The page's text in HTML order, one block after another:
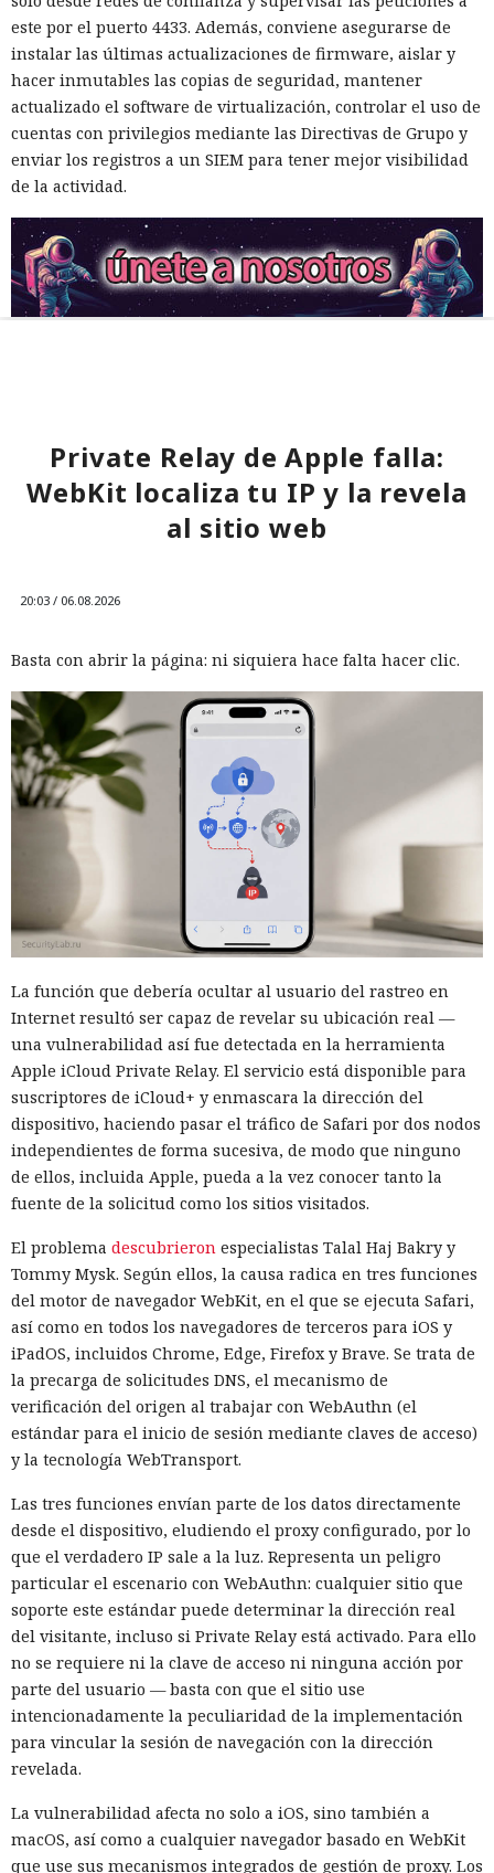
este por el puerto 4433. Además, conviene asegurarse de
instalar las últimas actualizaciones de firmware, aislar y
hacer inmutables las copias de seguridad, mantener
actualizado el software de virtualización, controlar el uso de
cuentas con privilegios mediante las Directivas de Grupo y
enviar los registros a un SIEM para tener mejor visibilidad
de la actividad.
Private Relay de Apple falla:
WebKit localiza tu IP y la revela
al sitio web
20:03 / 06.08.2026
Basta con abrir la página: ni siquiera hace falta hacer clic.
La función que debería ocultar al usuario del rastreo en
Internet resultó ser capaz de revelar su ubicación real —
una vulnerabilidad así fue detectada en la herramienta
Apple iCloud Private Relay. El servicio está disponible para
suscriptores de iCloud+ y enmascara la dirección del
dispositivo, haciendo pasar el tráfico de Safari por dos nodos
independientes de forma sucesiva, de modo que ninguno
de ellos, incluida Apple, pueda a la vez conocer tanto la
fuente de la solicitud como los sitios visitados.
El problema descubrieron especialistas Talal Haj Bakry y
Tommy Mysk. Según ellos, la causa radica en tres funciones
del motor de navegador WebKit, en el que se ejecuta Safari,
así como en todos los navegadores de terceros para iOS y
iPadOS, incluidos Chrome, Edge, Firefox y Brave. Se trata de
la precarga de solicitudes DNS, el mecanismo de
verificación del origen al trabajar con WebAuthn (el
estándar para el inicio de sesión mediante claves de acceso)
y la tecnología WebTransport.
Las tres funciones envían parte de los datos directamente
desde el dispositivo, eludiendo el proxy configurado, por lo
que el verdadero IP sale a la luz. Representa un peligro
particular el escenario con WebAuthn: cualquier sitio que
soporte este estándar puede determinar la dirección real
del visitante, incluso si Private Relay está activado. Para ello
no se requiere ni la clave de acceso ni ninguna acción por
parte del usuario — basta con que el sitio use
intencionadamente la peculiaridad de la implementación
para vincular la sesión de navegación con la dirección
revelada.
La vulnerabilidad afecta no solo a iOS, sino también a
macOS, así como a cualquier navegador basado en WebKit
que use sus mecanismos integrados de gestión de proxy. Los